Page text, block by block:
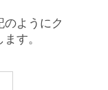
ようにク
す。